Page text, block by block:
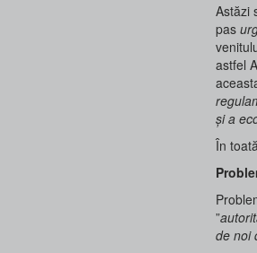
Astăzi
pas
astfel
și a
În
”
de noi